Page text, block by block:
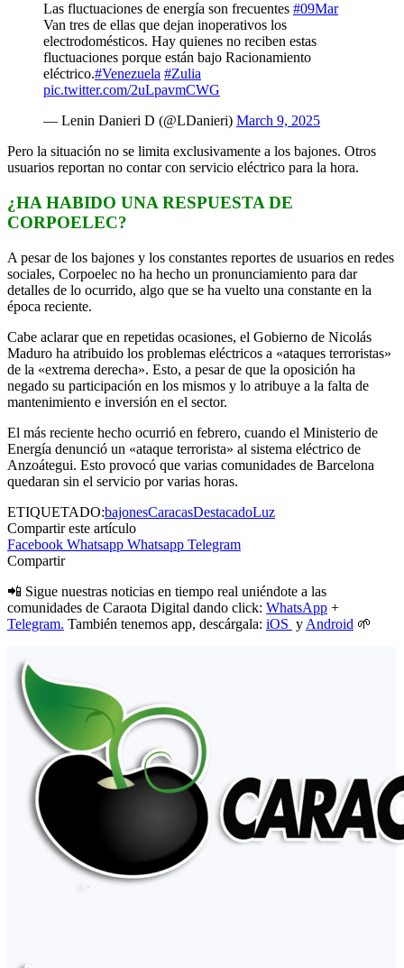
Las fluctuaciones de energía son frecuentes #09Mar
Van tres de ellas que dejan inoperativos los
electrodomésticos. Hay quienes no reciben estas
fluctuaciones porque están bajo Racionamiento
eléctrico.#Venezuela #Zulia
pic.twitter.com/2uLpavmCWG
— Lenin Danieri D (@LDanieri) March 9, 2025
Pero la situación no se limita exclusivamente a los bajones. Otros
usuarios reportan no contar con servicio eléctrico para la hora.
¿HA HABIDO UNA RESPUESTA DE
CORPOELEC?
A pesar de los bajones y los constantes reportes de usuarios en redes
sociales, Corpoelec no ha hecho un pronunciamiento para dar
detalles de lo ocurrido, algo que se ha vuelto una constante en la
época reciente.
Cabe aclarar que en repetidas ocasiones, el Gobierno de Nicolás
Maduro ha atribuido los problemas eléctricos a «ataques terroristas»
de la «extrema derecha». Esto, a pesar de que la oposición ha
negado su participación en los mismos y lo atribuye a la falta de
mantenimiento e inversión en el sector.
El más reciente hecho ocurrió en febrero, cuando el Ministerio de
Energía denunció un «ataque terrorista» al sistema eléctrico de
Anzoátegui. Esto provocó que varias comunidades de Barcelona
quedaran sin el servicio por varias horas.
ETIQUETADO:bajonesCaracasDestacadoLuz
Compartir este artículo
Facebook Whatsapp Whatsapp Telegram
Compartir
📲 Sigue nuestras noticias en tiempo real uniéndote a las
comunidades de Caraota Digital dando click: WhatsApp +
Telegram. También tenemos app, descárgala: iOS y Android 🌱